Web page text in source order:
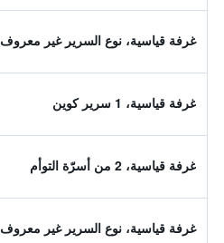
غرفة قياسية، نوع السرير غير معروف
غرفة قياسية، 1 سرير كوين
غرفة قياسية، 2 من أسرّة التوأم
غرفة قياسية، نوع السرير غير معروف